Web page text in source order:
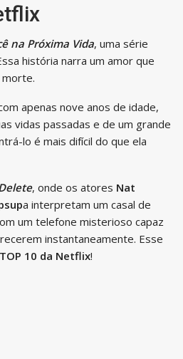
na Próxima Vida, uma série
história narra um amor que
apenas nove anos de idade,
vidas passadas e de um grande
lo é mais difícil do que ela
, onde os atores Nat
a interpretam um casal de
um telefone misterioso capaz
instantaneamente. Esse
TOP 10 da Netflix!